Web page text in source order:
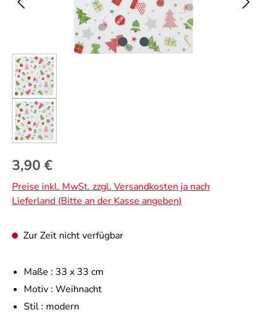
Regulärer Preis:
3,90 €
Preise inkl. MwSt. zzgl. Versandkosten ja nach
Lieferland (Bitte an der Kasse angeben)
Zur Zeit nicht verfügbar
Maße : 33 x 33 cm
Motiv : Weihnacht
Stil : modern